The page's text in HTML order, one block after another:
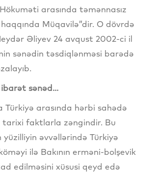
arasında təmənnasız
Müqavilə”dir. O dövrdə
Əliyev 24 avqust 2002-ci il
sənədin təsdiqlənməsi barədə
sənəd...
Türkiyə arasında hərbi sahədə
tarixi faktlarla zəngindir. Bu
yüzilliyin əvvəllərində Türkiyə
ilə Bakının erməni-bolşevik
edilməsini xüsusi qeyd edə